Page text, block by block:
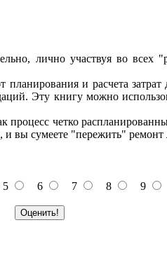
лично участвуя во
и расчета
Эту книгу можно
четко
вы сумеете "пережить" ремонт
5 6 7 8 9